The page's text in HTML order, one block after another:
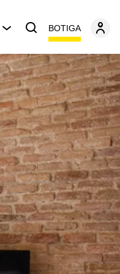
BOTIGA